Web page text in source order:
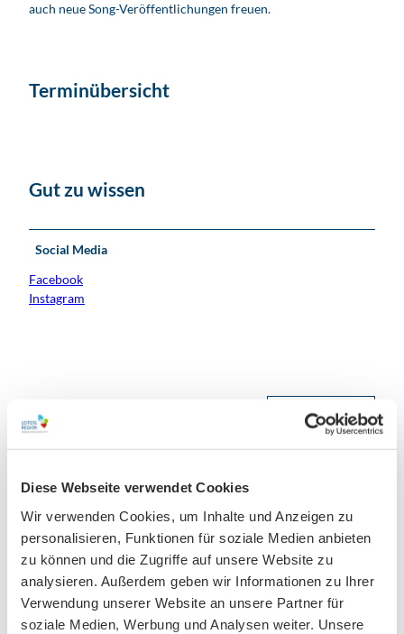
Diese Webseite verwendet Cookies
Wir verwenden Cookies, um Inhalte und Anzeigen zu
personalisieren, Funktionen für soziale Medien anbieten
zu können und die Zugriffe auf unsere Website zu
analysieren. Außerdem geben wir Informationen zu Ihrer
Verwendung unserer Website an unsere Partner für
soziale Medien, Werbung und Analysen weiter. Unsere
auch neue Song-Veröffentlichungen freuen.
Terminübersicht
Gut zu wissen
Social Media
Facebook
Instagram
Essen & Trinken
Veranstaltungsort